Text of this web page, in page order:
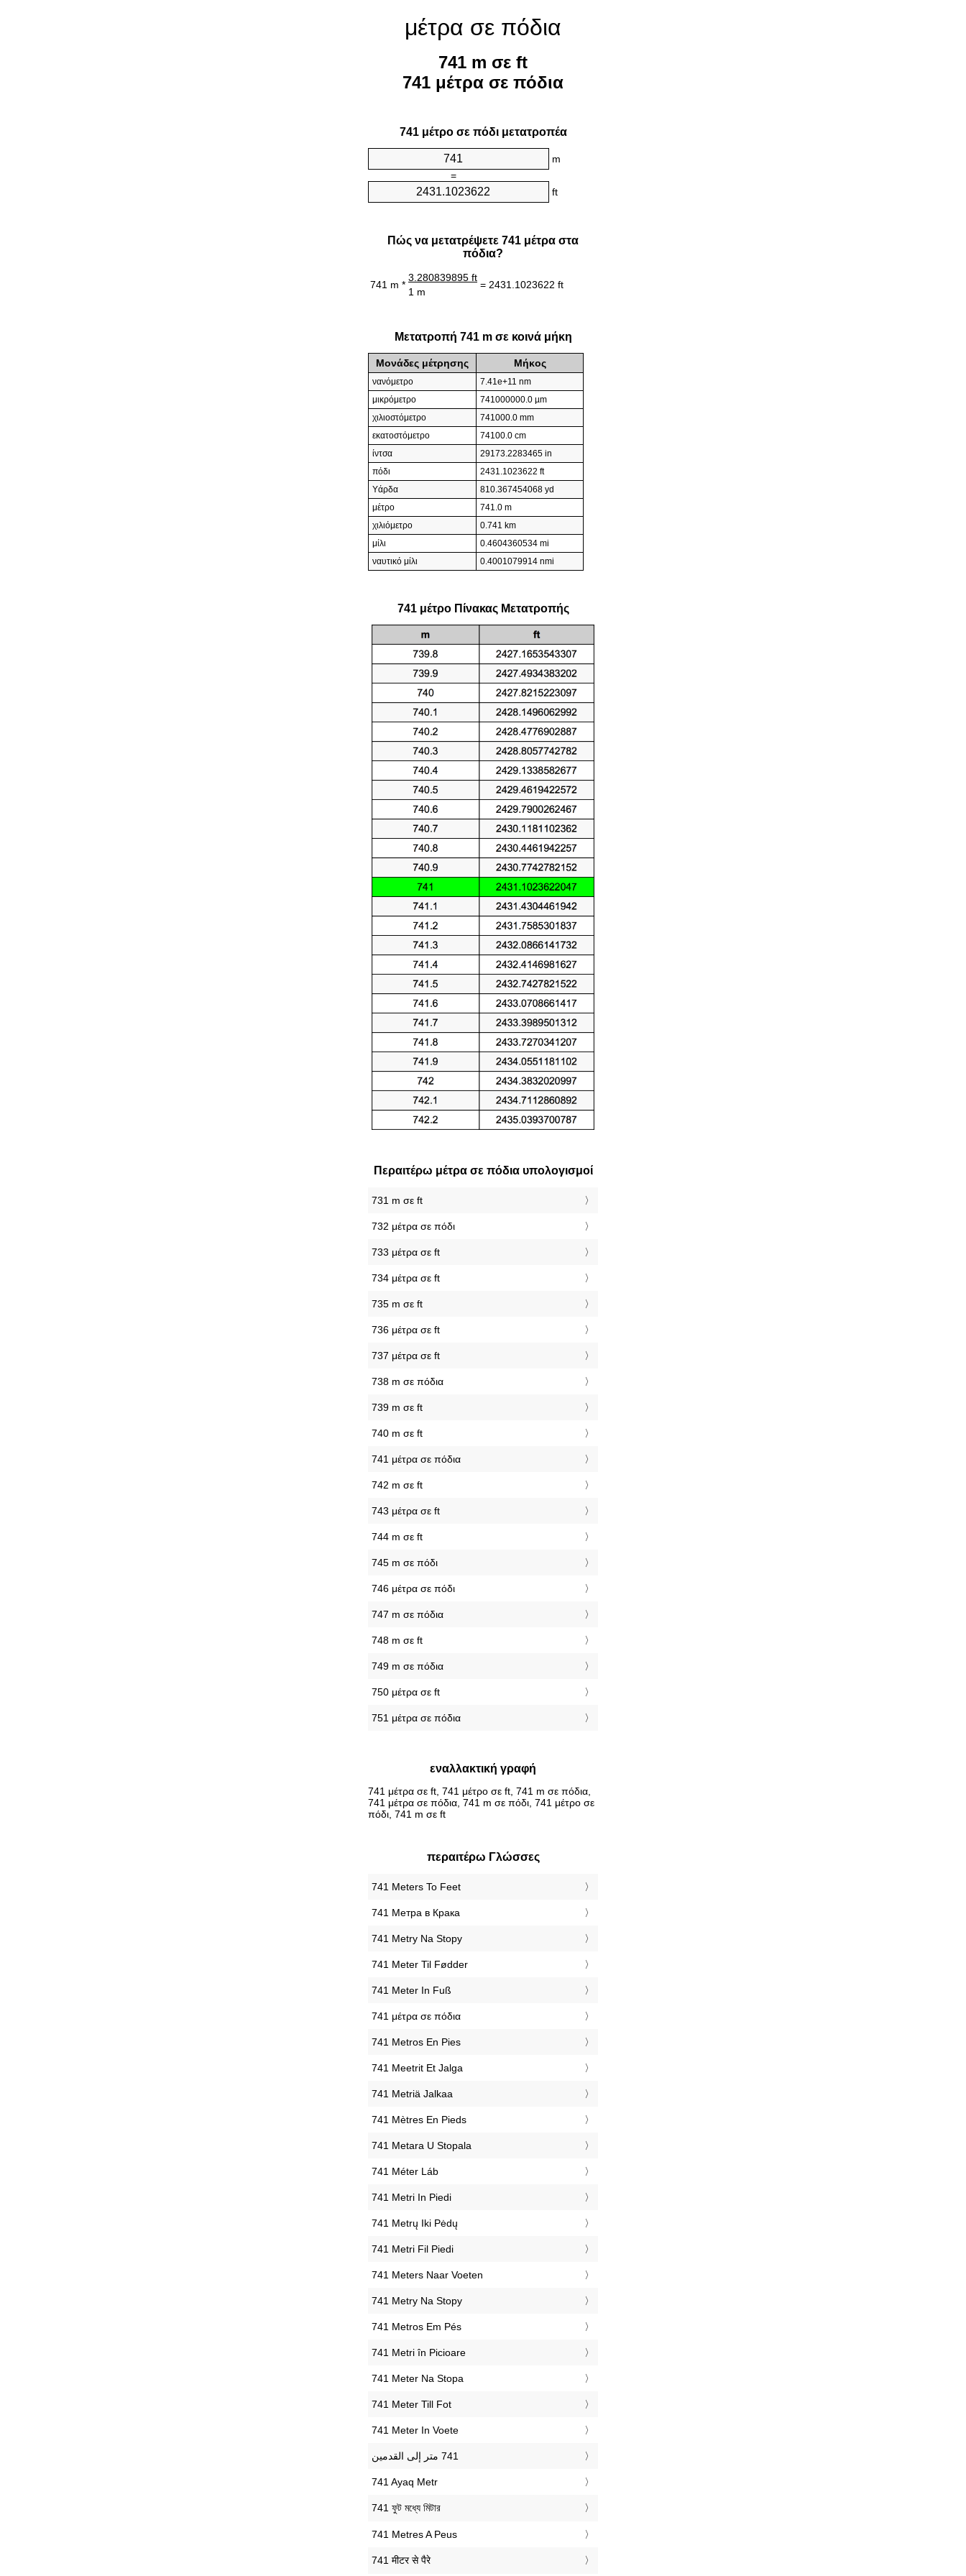
μέτρα σε πόδια
741 m σε ft
741 μέτρα σε πόδια
741 μέτρο σε πόδι μετατροπέα
m
=
ft
Πώς να μετατρέψετε 741 μέτρα στα
πόδια?
741 m *
3.280839895 ft
= 2431.1023622 ft
1 m
Μετατροπή 741 m σε κοινά μήκη
Μονάδες μέτρησης Μήκος
νανόμετρο
7.41e+11 nm
μικρόμετρο
741000000.0 µm
χιλιοστόμετρο
741000.0 mm
εκατοστόμετρο
74100.0 cm
ίντσα
29173.2283465 in
πόδι
2431.1023622 ft
Υάρδα
810.367454068 yd
μέτρο
741.0 m
χιλιόμετρο
0.741 km
μίλι
0.4604360534 mi
ναυτικό μίλι
0.4001079914 nmi
741 μέτρο Πίνακας Μετατροπής
Περαιτέρω μέτρα σε πόδια υπολογισμοί
731 m σε ft
732 μέτρα σε πόδι
733 μέτρα σε ft
734 μέτρα σε ft
735 m σε ft
736 μέτρα σε ft
737 μέτρα σε ft
738 m σε πόδια
739 m σε ft
740 m σε ft
741 μέτρα σε πόδια
742 m σε ft
743 μέτρα σε ft
744 m σε ft
745 m σε πόδι
746 μέτρα σε πόδι
747 m σε πόδια
748 m σε ft
749 m σε πόδια
750 μέτρα σε ft
751 μέτρα σε πόδια
εναλλακτική γραφή
741 μέτρα σε ft, 741 μέτρο σε ft, 741 m σε πόδια,
741 μέτρα σε πόδια, 741 m σε πόδι, 741 μέτρο σε
πόδι, 741 m σε ft
περαιτέρω Γλώσσες
‎741 Meters To Feet
‎741 Метра в Крака
‎741 Metry Na Stopy
‎741 Meter Til Fødder
‎741 Meter In Fuß
‎741 μέτρα σε πόδια
‎741 Metros En Pies
‎741 Meetrit Et Jalga
‎741 Metriä Jalkaa
‎741 Mètres En Pieds
‎741 Metara U Stopala
‎741 Méter Láb
‎741 Metri In Piedi
‎741 Metrų Iki Pėdų
‎741 Metri Fil Piedi
‎741 Meters Naar Voeten
‎741 Metry Na Stopy
‎741 Metros Em Pés
‎741 Metri în Picioare
‎741 Meter Na Stopa
‎741 Meter Till Fot
‎741 Meter In Voete
‎741 Ayaq Metr
‎741 ফুট মধ্যে মিটার
‎741 Metres A Peus
‎741 मीटर से पैरे